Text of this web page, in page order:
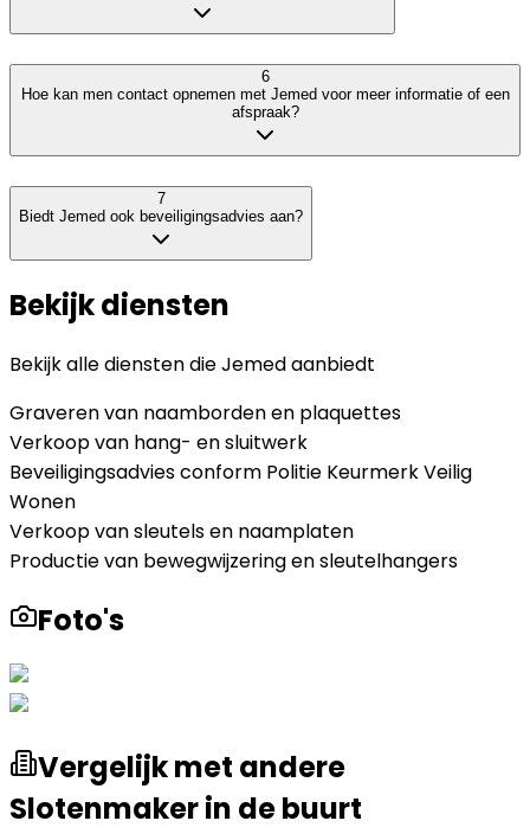
6
Hoe kan men contact opnemen met Jemed voor meer informatie of een
afspraak?
7
Biedt Jemed ook beveiligingsadvies aan?
Bekijk diensten
Bekijk alle diensten dieJemedaanbiedt
Graveren van naamborden en plaquettes
Verkoop van hang- en sluitwerk
Beveiligingsadvies conform Politie Keurmerk Veilig
Wonen
Verkoop van sleutels en naamplaten
Productie van bewegwijzering en sleutelhangers
Foto's
Vergelijk met andere
Slotenmaker in de buurt